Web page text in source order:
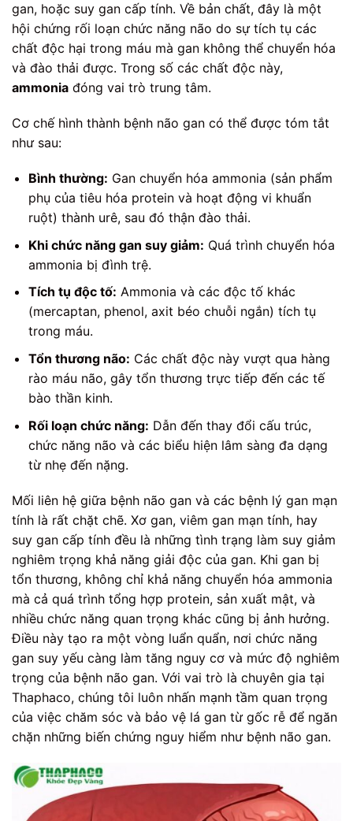
gan, hoặc suy gan cấp tính. Về bản chất, đây là một
hội chứng rối loạn chức năng não do sự tích tụ các
chất độc hại trong máu mà gan không thể chuyển hóa
và đào thải được. Trong số các chất độc này,
ammonia đóng vai trò trung tâm.
Cơ chế hình thành bệnh não gan có thể được tóm tắt
như sau:
Bình thường: Gan chuyển hóa ammonia (sản phẩm
phụ của tiêu hóa protein và hoạt động vi khuẩn
ruột) thành urê, sau đó thận đào thải.
Khi chức năng gan suy giảm: Quá trình chuyển hóa
ammonia bị đình trệ.
Tích tụ độc tố: Ammonia và các độc tố khác
(mercaptan, phenol, axit béo chuỗi ngắn) tích tụ
trong máu.
Tổn thương não: Các chất độc này vượt qua hàng
rào máu não, gây tổn thương trực tiếp đến các tế
bào thần kinh.
Rối loạn chức năng: Dẫn đến thay đổi cấu trúc,
chức năng não và các biểu hiện lâm sàng đa dạng
từ nhẹ đến nặng.
Mối liên hệ giữa bệnh não gan và các bệnh lý gan mạn
tính là rất chặt chẽ. Xơ gan, viêm gan mạn tính, hay
suy gan cấp tính đều là những tình trạng làm suy giảm
nghiêm trọng khả năng giải độc của gan. Khi gan bị
tổn thương, không chỉ khả năng chuyển hóa ammonia
mà cả quá trình tổng hợp protein, sản xuất mật, và
nhiều chức năng quan trọng khác cũng bị ảnh hưởng.
Điều này tạo ra một vòng luẩn quẩn, nơi chức năng
gan suy yếu càng làm tăng nguy cơ và mức độ nghiêm
trọng của bệnh não gan. Với vai trò là chuyên gia tại
Thaphaco, chúng tôi luôn nhấn mạnh tầm quan trọng
của việc chăm sóc và bảo vệ lá gan từ gốc rễ để ngăn
chặn những biến chứng nguy hiểm như bệnh não gan.